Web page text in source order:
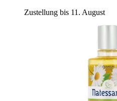
Zustellung bis 11. August